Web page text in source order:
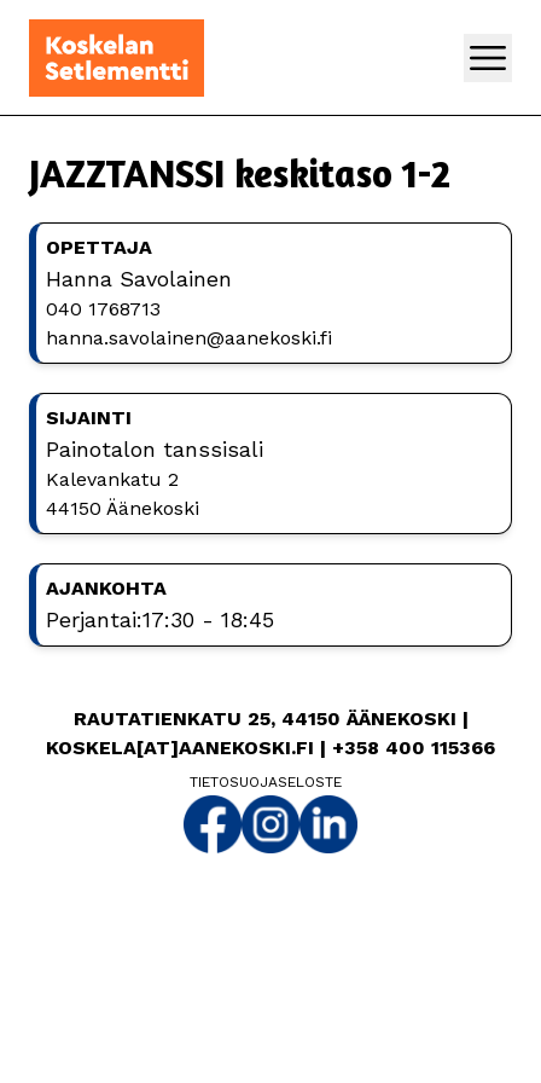
JAZZTANSSI keskitaso 1-2
OPETTAJA
Hanna Savolainen
040 1768713
hanna.savolainen@aanekoski.fi
SIJAINTI
Painotalon tanssisali
Kalevankatu 2
44150 Äänekoski
AJANKOHTA
Perjantai:17:30 - 18:45
RAUTATIENKATU 25, 44150 ÄÄNEKOSKI |
KOSKELA[AT]AANEKOSKI.FI | +358 400 115366
TIETOSUOJASELOSTE